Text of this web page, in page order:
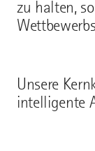
zu halten,
Unsere
intelligente